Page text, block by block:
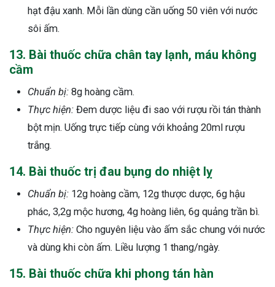
hạt đậu xanh. Mỗi lần dùng cần uống 50 viên với nước
sôi ấm.
13. Bài thuốc chữa chân tay lạnh, máu không
cầm
Chuẩn bị: 8g hoàng cầm.
Thực hiện: Đem dược liệu đi sao với rượu rồi tán thành
bột mịn. Uống trực tiếp cùng với khoảng 20ml rượu
trắng.
14. Bài thuốc trị đau bụng do nhiệt lỵ
Chuẩn bị: 12g hoàng cầm, 12g thược dược, 6g hậu
phác, 3,2g mộc hương, 4g hoàng liên, 6g quảng trần bì.
Thực hiện: Cho nguyên liệu vào ấm sắc chung với nước
và dùng khi còn ấm. Liều lượng 1 thang/ngày.
15. Bài thuốc chữa khi phong tán hàn